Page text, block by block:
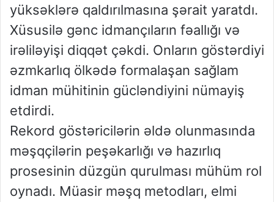
yüksəklərə qaldırılmasına şərait yaratdı.
Xüsusilə gənc idmançıların fəallığı və
irəliləyişi diqqət çəkdi. Onların göstərdiyi
əzmkarlıq ölkədə formalaşan sağlam
idman mühitinin gücləndiyini nümayiş
etdirdi.
Rekord göstəricilərin əldə olunmasında
məşqçilərin peşəkarlığı və hazırlıq
prosesinin düzgün qurulması mühüm rol
oynadı. Müasir məşq metodları, elmi